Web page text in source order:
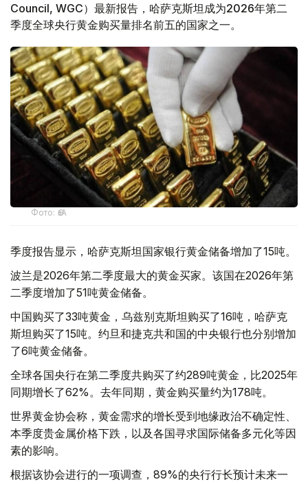
Council, WGC）最新报告，哈萨克斯坦成为2026年第二
季度全球央行黄金购买量排名前五的国家之一。
Фото: ӨзА
季度报告显示，哈萨克斯坦国家银行黄金储备增加了15吨。
波兰是2026年第二季度最大的黄金买家。该国在2026年第
二季度增加了51吨黄金储备。
中国购买了33吨黄金，乌兹别克斯坦购买了16吨，哈萨克
斯坦购买了15吨。约旦和捷克共和国的中央银行也分别增加
了6吨黄金储备。
全球各国央行在第二季度共购买了约289吨黄金，比2025年
同期增长了62%。去年同期，黄金购买量约为178吨。
世界黄金协会称，黄金需求的增长受到地缘政治不确定性、
本季度贵金属价格下跌，以及各国寻求国际储备多元化等因
素的影响。
根据该协会进行的一项调查，89%的央行行长预计未来一